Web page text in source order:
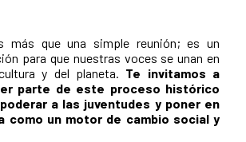
más que una simple reunión; es un
para que nuestras voces se unan en
y del planeta. Te invitamos a
parte de este proceso histórico
a las juventudes y poner en
como un motor de cambio social y